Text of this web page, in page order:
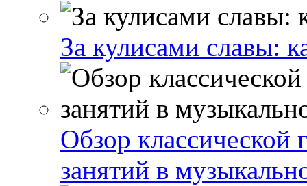
За кулисами славы:
Обзор классической
занятий в